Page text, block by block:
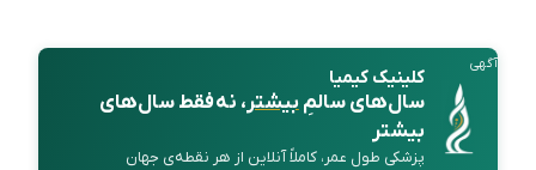
آگهی
کلینیک کیمیا
سال‌های سالمِبیشتر، نه فقط سال‌های
بیشتر
پزشکی طول عمر، کاملاً آنلاین از هر نقطه‌ی جهان